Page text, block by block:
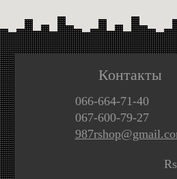
Контакты
066-664-71-40
067-600-79-27